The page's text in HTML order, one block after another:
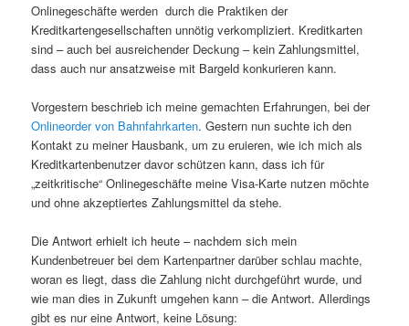
Onlinegeschäfte werden durch die Praktiken der
Kreditkartengesellschaften unnötig verkompliziert. Kreditkarten
sind – auch bei ausreichender Deckung – kein Zahlungsmittel,
dass auch nur ansatzweise mit Bargeld konkurieren kann.
Vorgestern beschrieb ich meine gemachten Erfahrungen, bei der
Onlineorder von Bahnfahrkarten. Gestern nun suchte ich den
Kontakt zu meiner Hausbank, um zu eruieren, wie ich mich als
Kreditkartenbenutzer davor schützen kann, dass ich für
„zeitkritische“ Onlinegeschäfte meine Visa-Karte nutzen möchte
und ohne akzeptiertes Zahlungsmittel da stehe.
Die Antwort erhielt ich heute – nachdem sich mein
Kundenbetreuer bei dem Kartenpartner darüber schlau machte,
woran es liegt, dass die Zahlung nicht durchgeführt wurde, und
wie man dies in Zukunft umgehen kann – die Antwort. Allerdings
gibt es nur eine Antwort, keine Lösung: